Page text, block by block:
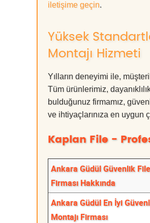
iletişime geçin.
Yüksek
Montajı Hizmeti
Yılların deneyimi ile,
Tüm ürünlerimiz,
bulduğunuz firmamız,
ve ihtiyaçlarınıza en uygun
Kaplan File -
Ankara Güdül Güvenlik
Firması Hakkında
Ankara Güdül En İyi
Montajı Firması